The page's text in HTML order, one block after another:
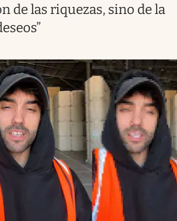
de las riquezas, sino de la